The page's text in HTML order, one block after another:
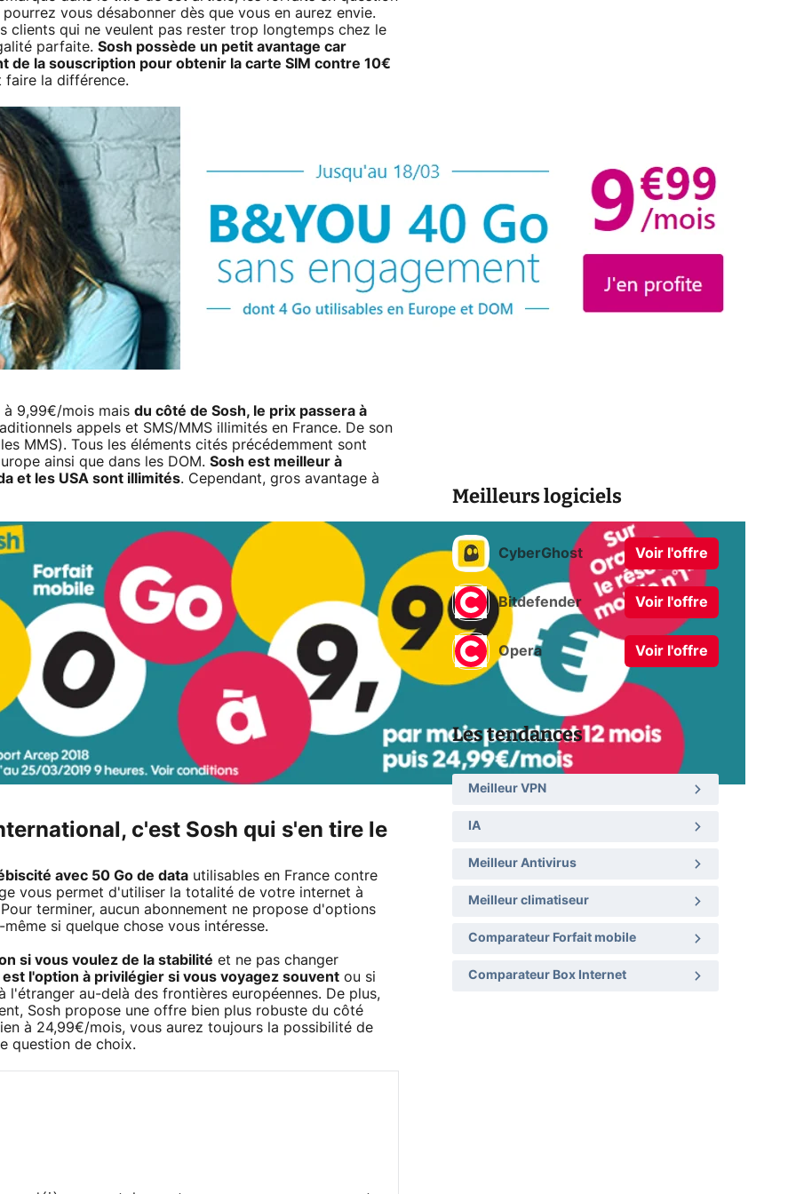
vous désabonner dès que vous en aurez envie.
clients qui ne veulent pas rester trop longtemps chez le
parfaite. Sosh possède un petit avantage car
de la souscription pour obtenir la carte SIM contre 10€
faire la différence.
9,99€/mois mais du côté de Sosh, le prix passera à
appels et SMS/MMS illimités en France. De son
MMS). Tous les éléments cités précédemment sont
ainsi que dans les DOM. Sosh est meilleur à
et les USA sont illimités. Cependant, gros avantage à
c'est Sosh qui s'en tire le
avec 50 Go de data utilisables en France contre
vous permet d'utiliser la totalité de votre internet à
terminer, aucun abonnement ne propose d'options
si quelque chose vous intéresse.
si vous voulez de la stabilité et ne pas changer
est l'option à privilégier si vous voyagez souvent ou si
au-delà des frontières européennes. De plus,
Sosh propose une offre bien plus robuste du côté
à 24,99€/mois, vous aurez toujours la possibilité de
question de choix.
Meilleurs logiciels
CyberGhost Voir l'offre
Bitdefender Voir l'offre
Opera Voir l'offre
Les tendances
Meilleur VPN
IA
Meilleur Antivirus
Meilleur climatiseur
Comparateur Forfait mobile
Comparateur Box Internet